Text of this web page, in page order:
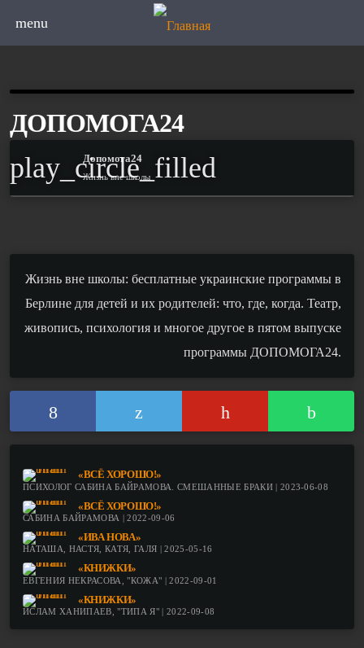
menu
ДОПОМОГА24
play_circle_filled
Допомога24
Жизнь вне школы
Жизнь вне школы: бесплатные украинские программы в
Берлине для детей и их родителей: что, где, когда. Театр,
живопись, психология и многое другое в пятом выпуске
программы ДОПОМОГА24.
«ВСЁ ХОРОШО!»
ПСИХОЛОГ САБИНА БАЙРАМОВА. СМЕШАННЫЕ БРАКИ | 2023-06-08
«ВСЁ ХОРОШО!»
САБИНА БАЙРАМОВА | 2022-09-06
«ИВА НОВА»
НАТАША, НАСТЯ, КАТЯ, ГАЛЯ | 2025-05-16
«КНИЖКИ»
ЕВГЕНИЯ НЕКРАСОВА, "КОЖА" | 2022-09-01
«КНИЖКИ»
ИСЛАМ ХАНИПАЕВ, "ТИПА Я" | 2022-09-08